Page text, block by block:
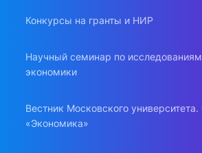
Конкурсы на гранты и НИР
Научный семинар по
экономики
Вестник Московского
«Экономика»